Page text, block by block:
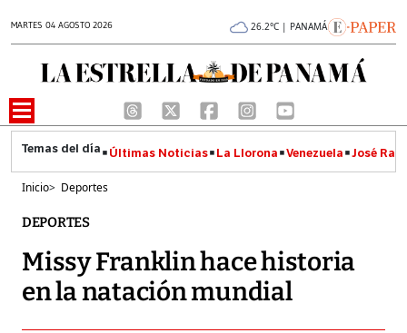
MARTES 04 AGOSTO 2026 26.2°C | PANAMÁ
Últimas Noticias La Llorona Venezuela José
Inicio> Deportes
DEPORTES
Missy Franklin hace historia
en la natación mundial